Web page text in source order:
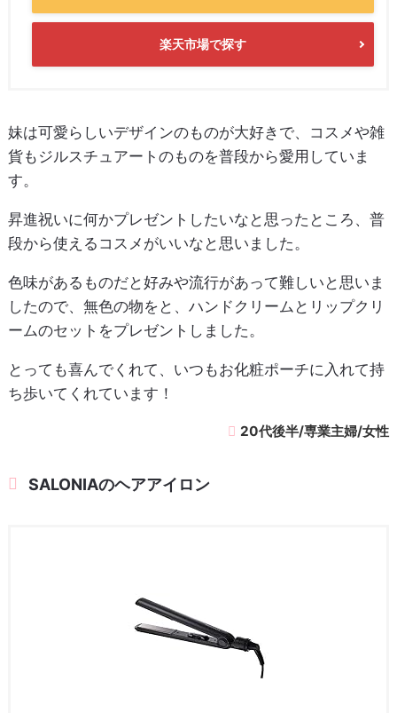
楽天市場で探す
妹は可愛らしいデザインのものが大好きで、コスメや雑
貨もジルスチュアートのものを普段から愛用していま
す。
昇進祝いに何かプレゼントしたいなと思ったところ、普
段から使えるコスメがいいなと思いました。
色味があるものだと好みや流行があって難しいと思いま
したので、無色の物をと、ハンドクリームとリップクリ
ームのセットをプレゼントしました。
とっても喜んでくれて、いつもお化粧ポーチに入れて持
ち歩いてくれています！
20代後半/専業主婦/女性
SALONIAのヘアアイロン